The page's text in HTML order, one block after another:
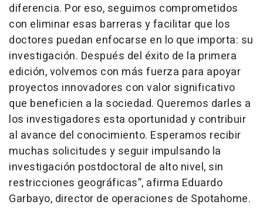
diferencia. Por eso, seguimos comprometidos
con eliminar esas barreras y facilitar que los
doctores puedan enfocarse en lo que importa: su
investigación. Después del éxito de la primera
edición, volvemos con más fuerza para apoyar
proyectos innovadores con valor significativo
que beneficien a la sociedad. Queremos darles a
los investigadores esta oportunidad y contribuir
al avance del conocimiento. Esperamos recibir
muchas solicitudes y seguir impulsando la
investigación postdoctoral de alto nivel, sin
restricciones geográficas”, afirma Eduardo
Garbayo, director de operaciones de Spotahome.